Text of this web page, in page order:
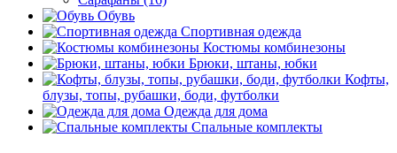
Обувь
Спортивная одежда
Костюмы комбинезоны
Брюки, штаны, юбки
Кофты,
блузы, топы, рубашки, боди, футболки
Одежда для дома
Спальные комплекты